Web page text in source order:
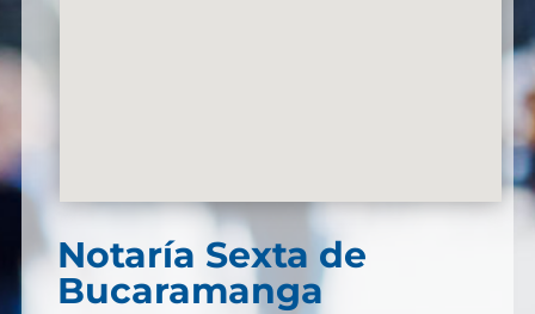
Notaría Sexta de
Bucaramanga